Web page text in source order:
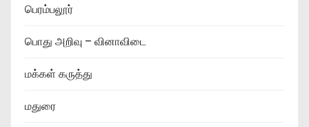
பெரம்பலூர்
பொது அறிவு – வினாவிடை
மக்கள் கருத்து
மதுரை